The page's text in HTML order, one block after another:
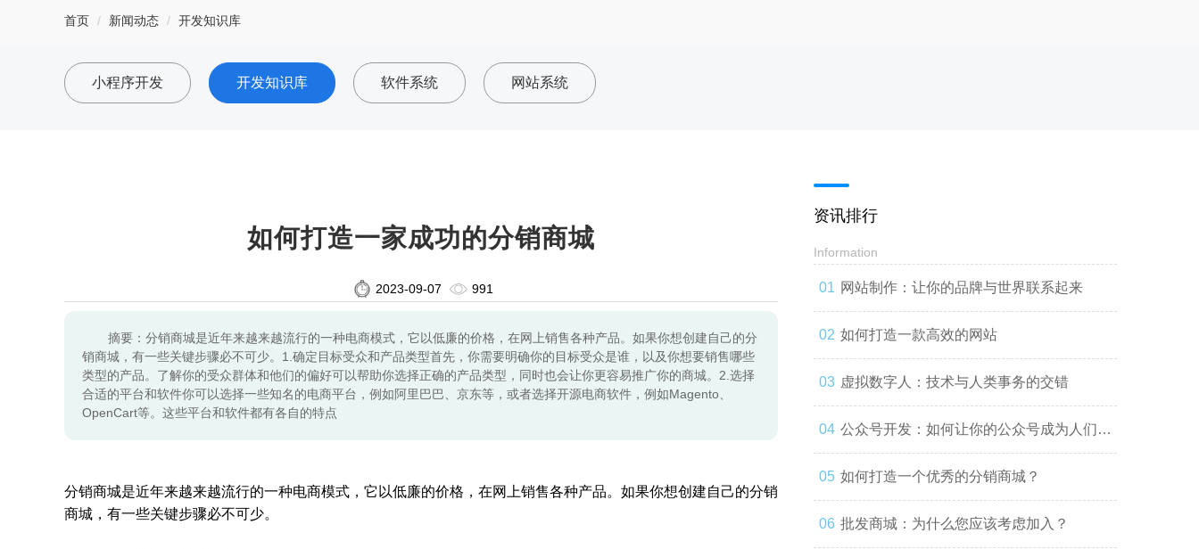
首页 新闻动态 开发知识库
小程序开发 开发知识库 软件系统 网站系统
如何打造一家成功的分销商城
2023-09-07 991
摘要：分销商城是近年来越来越流行的一种电商模式，它以低廉的价格，在网上销售各种产品。如果你想创建自己的分
销商城，有一些关键步骤必不可少。1.确定目标受众和产品类型首先，你需要明确你的目标受众是谁，以及你想要销售哪些
类型的产品。了解你的受众群体和他们的偏好可以帮助你选择正确的产品类型，同时也会让你更容易推广你的商城。2.选择
合适的平台和软件你可以选择一些知名的电商平台，例如阿里巴巴、京东等，或者选择开源电商软件，例如Magento、
OpenCart等。这些平台和软件都有各自的特点
分销商城是近年来越来越流行的一种电商模式，它以低廉的价格，在网上销售各种产品。如果你想创建自己的分销
商城，有一些关键步骤必不可少。
资讯排行
Information
网站制作：让你的品牌与世界联系起来
如何打造一款高效的网站
虚拟数字人：技术与人类事务的交错
公众号开发：如何让你的公众号成为人们心
中的第一选择
如何打造一个优秀的分销商城？
批发商城：为什么您应该考虑加入？